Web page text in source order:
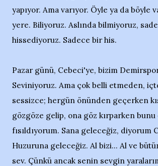
yapıyor. Ama varıyor. Öyle ya da böyle
yere. Biliyoruz. Aslında bilmiyoruz,
hissediyoruz. Sadece bir his.
Pazar günü, Cebeci'ye, bizim
Seviniyoruz. Ama çok belli etmeden,
sessizce; hergün önünden geçerken
gözgöze gelip, ona göz kırparken bunu
fısıldıyorum. Sana geleceğiz, diyorum
Huzuruna geleceğiz. Al bizi... Al ve
sev. Çünkü ancak senin sevgin